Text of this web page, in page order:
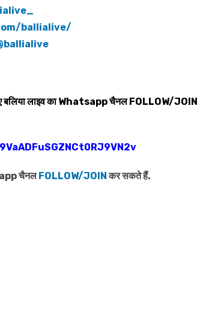
ballialive/
लाइव काWhatsappचैनलFOLLOW/JOIN
चैनलFOLLOW/JOINकर सकते हैं.